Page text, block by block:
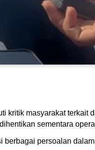
kritik masyarakat terkait
sementara
berbagai persoalan